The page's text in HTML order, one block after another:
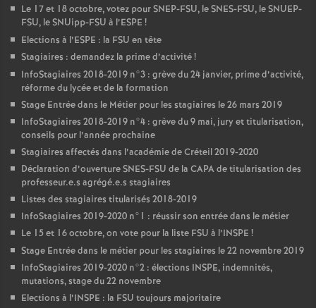
Le 17 et 18 octobre, votez pourSNEP-FSU, leSNES-FSU, leSNUEP-
FSU, le SNUipp-FSU à l’ESPE !
Elections à l’ESPE : la FSU en tête
Stagiaires : demandez la prime d’activité!
InfoStagiaires 2018-2019 n°3 : grève du 24 janvier, prime d’activité,
réforme du lycée et de la formation
Stage Entrée dans le Métier pour les stagiaires le 26 mars 2019
InfoStagiaires 2018-2019 n°4 : grève du 9 mai, jury et titularisation,
conseils pour l’année prochaine
Stagiaires affectés dans l’académie de Créteil 2019-2020
Déclaration d’ouvertureSNES-FSU de la CAPAde titularisation des
professeur.e.s agrégé.e.s stagiaires
Listes des stagiaires titularisés 2018-2019
InfoStagiaires 2019-2020 n°1 : réussir son entrée dans le métier
Le 15 et 16 octobre, on vote pour la liste FSU à l’INSPE !
Stage Entrée dans le métier pour les stagiaires le 22 novembre 2019
InfoStagiaires 2019-2020 n°2 : élections INSPE, indemnités,
mutations, stage du 22 novembre
Elections à l’INSPE : la FSU toujours majoritaire